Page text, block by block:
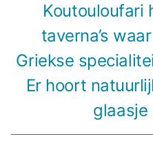
Koutouloufari
taverna’s
Griekse
Er hoort
glaasje